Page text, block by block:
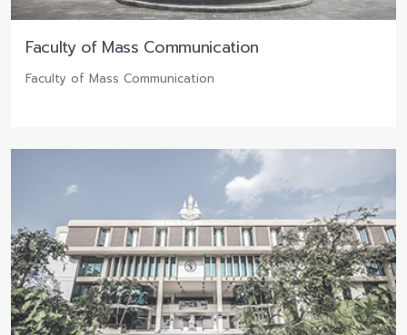
Faculty of Mass Communication
Faculty of Mass Communication